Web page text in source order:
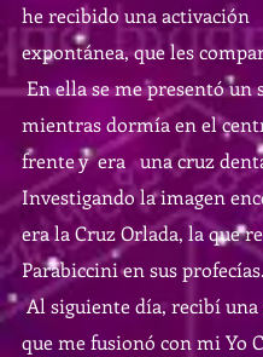
he recibido una activación
expontánea, que les
En ella se me presentó un símbolo
mientras dormía en el
frente y  era   una cruz
Investigando la imagen
era la Cruz Orlada, la que
Parabiccini en sus
Al siguiente día, recibí una activación
que me fusionó con mi Yo